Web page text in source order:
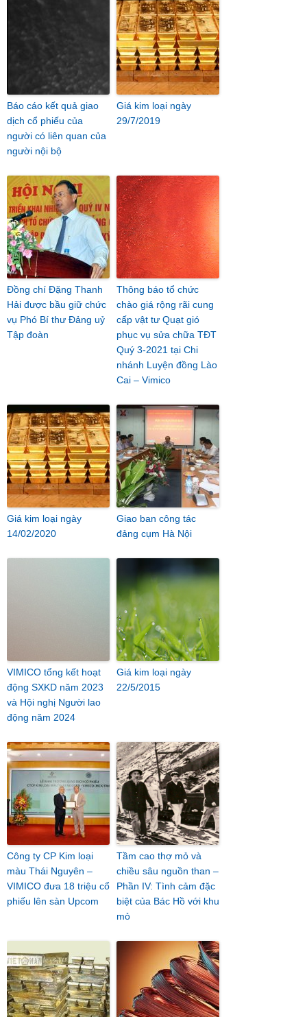
Báo cáo kết quả giao
dịch cổ phiếu của
người có liên quan của
người nội bộ
Giá kim loại ngày
29/7/2019
Đồng chí Đặng Thanh
Hải được bầu giữ chức
vụ Phó Bí thư Đảng uỷ
Tập đoàn
Thông báo tổ chức
chào giá rộng rãi cung
cấp vật tư Quạt gió
phục vụ sửa chữa TĐT
Quý 3-2021 tại Chi
nhánh Luyện đồng Lào
Cai – Vimico
Giá kim loại ngày
14/02/2020
Giao ban công tác
đảng cụm Hà Nội
VIMICO tổng kết hoạt
động SXKD năm 2023
và Hội nghị Người lao
động năm 2024
Giá kim loại ngày
22/5/2015
Công ty CP Kim loại
màu Thái Nguyên –
VIMICO đưa 18 triệu cổ
phiếu lên sàn Upcom
Tầm cao thợ mỏ và
chiều sâu nguồn than –
Phần IV: Tình cảm đặc
biệt của Bác Hồ với khu
mỏ